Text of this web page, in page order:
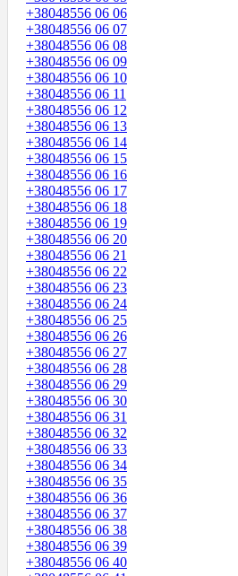
+38048556 06 06
+38048556 06 07
+38048556 06 08
+38048556 06 09
+38048556 06 10
+38048556 06 11
+38048556 06 12
+38048556 06 13
+38048556 06 14
+38048556 06 15
+38048556 06 16
+38048556 06 17
+38048556 06 18
+38048556 06 19
+38048556 06 20
+38048556 06 21
+38048556 06 22
+38048556 06 23
+38048556 06 24
+38048556 06 25
+38048556 06 26
+38048556 06 27
+38048556 06 28
+38048556 06 29
+38048556 06 30
+38048556 06 31
+38048556 06 32
+38048556 06 33
+38048556 06 34
+38048556 06 35
+38048556 06 36
+38048556 06 37
+38048556 06 38
+38048556 06 39
+38048556 06 40